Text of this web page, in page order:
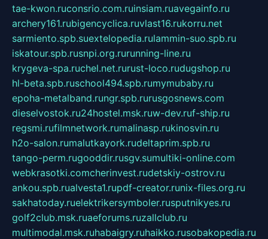
tae-kwon.ruconsrio.com.ruinsiam.ruavegainfo.ru
archery161.rubigencyclica.ruvlast16.rukorru.net
sarmiento.spb.suextelopedia.rulammin-suo.spb.ru
iskatour.spb.rusnpi.org.rurunning-line.ru
krygeva-spa.ruchel.net.rurust-loco.rudugshop.ru
hl-beta.spb.ruschool494.spb.rumymubaby.ru
epoha-metalband.rungr.spb.rurusgosnews.com
dieselvostok.ru24hostel.msk.ruw-dev.ruf-ship.ru
regsmi.rufilmnetwork.rumalinasp.rukinosvin.ru
h2o-salon.rumalutkayork.rudeltaprim.spb.ru
tango-perm.rugooddir.rusgv.sumultiki-online.com
webkrasotki.comcherinvest.rudetskiy-ostrov.ru
ankou.spb.rualvesta1.rupdf-creator.runix-files.org.ru
sakhatoday.ruelektrikersymboler.rusputnikyes.ru
golf2club.msk.ruaeforums.ruzallclub.ru
multimodal.msk.ruhabaigry.ruhaikko.rusobakopedia.ru